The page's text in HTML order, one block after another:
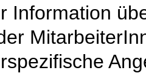
Information